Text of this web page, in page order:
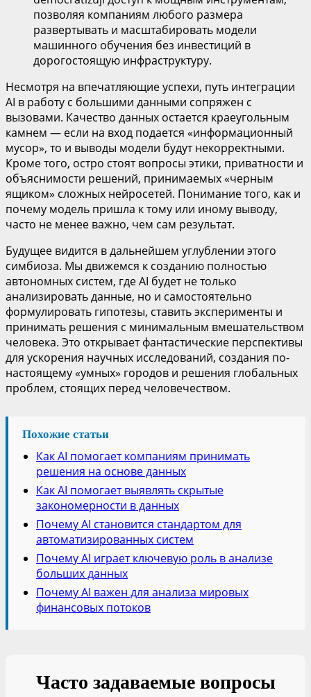
позволяя компаниям любого размера
развертывать и масштабировать модели
машинного обучения без инвестиций в
дорогостоящую инфраструктуру.
Несмотря на впечатляющие успехи, путь интеграции
AI в работу с большими данными сопряжен с
вызовами. Качество данных остается краеугольным
камнем — если на вход подается «информационный
мусор», то и выводы модели будут некорректными.
Кроме того, остро стоят вопросы этики, приватности и
объяснимости решений, принимаемых «черным
ящиком» сложных нейросетей. Понимание того, как и
почему модель пришла к тому или иному выводу,
часто не менее важно, чем сам результат.
Будущее видится в дальнейшем углублении этого
симбиоза. Мы движемся к созданию полностью
автономных систем, где AI будет не только
анализировать данные, но и самостоятельно
формулировать гипотезы, ставить эксперименты и
принимать решения с минимальным вмешательством
человека. Это открывает фантастические перспективы
для ускорения научных исследований, создания по-
настоящему «умных» городов и решения глобальных
проблем, стоящих перед человечеством.
Похожие статьи
Как AI помогает компаниям принимать
решения на основе данных
Как AI помогает выявлять скрытые
закономерности в данных
Почему AI становится стандартом для
автоматизированных систем
Почему AI играет ключевую роль в анализе
больших данных
Почему AI важен для анализа мировых
финансовых потоков
Часто задаваемые вопросы